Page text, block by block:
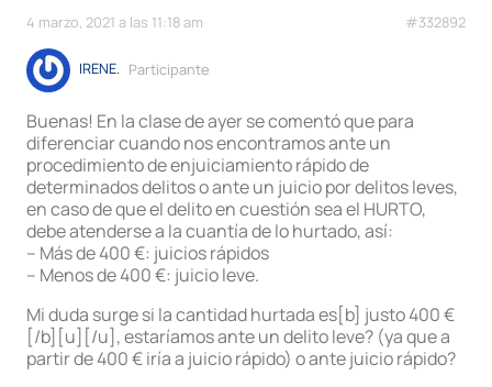
4 marzo, 2021 a las 11:18 am #332892
IRENE. Participante
Buenas! En la clase de ayer se comentó que para
diferenciar cuando nos encontramos ante un
procedimiento de enjuiciamiento rápido de
determinados delitos o ante un juicio por delitos leves,
en caso de que el delito en cuestión sea el HURTO,
debe atenderse a la cuantía de lo hurtado, así:
– Más de 400 €: juicios rápidos
– Menos de 400 €: juicio leve.
Mi duda surge si la cantidad hurtada es[b] justo 400 €
[/b][u][/u], estaríamos ante un delito leve? (ya que a
partir de 400 € iría a juicio rápido) o ante juicio rápido?